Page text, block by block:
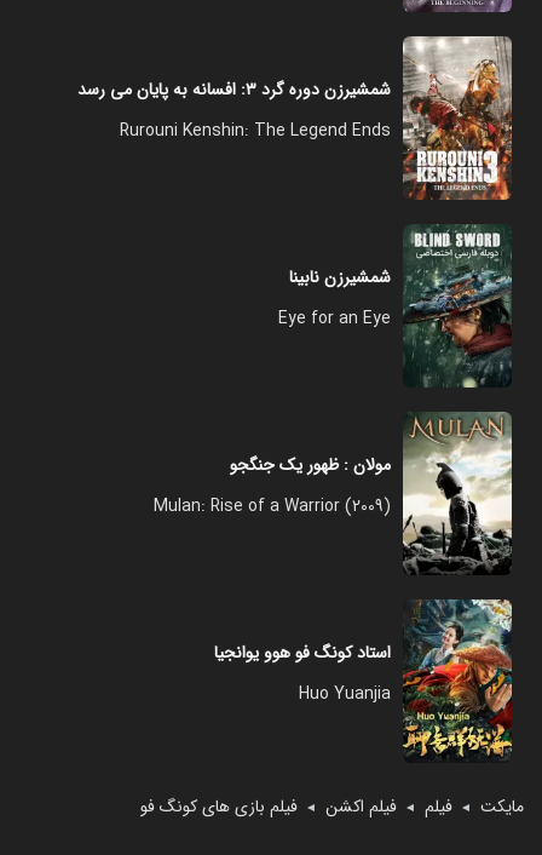
مایکت ◄ فیلم ◄ فیلم اکشن ◄ فیلم بازی‌ های کونگ‌ فو
شمشیرزن دوره گرد ۳: افسانه به پایان می رسد
Rurouni Kenshin: The Legend Ends
شمشیرزن نابینا
Eye for an Eye
مولان : ظهور یک جنگجو
Mulan: Rise of a Warrior (2009)
استاد کونگ فو هوو یوانجیا
Huo Yuanjia